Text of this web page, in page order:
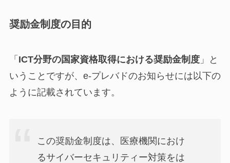
奨励金制度の目的
「 ICT分野の国家資格取得における奨励金制度」と
いうことですが、e-プレバドのお知らせには以下の
ように記載されています。
この奨励金制度は、医療機関におけ
るサイバーセキュリティー対策をは